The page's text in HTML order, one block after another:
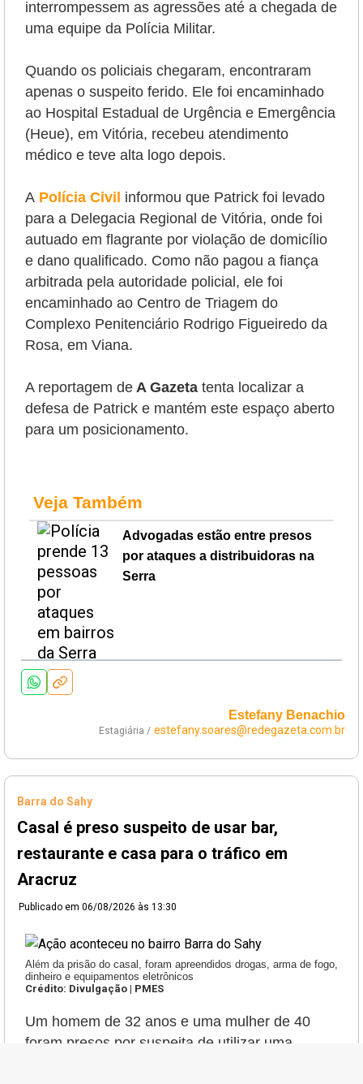
interrompessem as agressões até a chegada de
uma equipe da Polícia Militar.
Quando os policiais chegaram, encontraram
apenas o suspeito ferido. Ele foi encaminhado
ao Hospital Estadual de Urgência e Emergência
(Heue), em Vitória, recebeu atendimento
médico e teve alta logo depois.
A Polícia Civil informou que Patrick foi levado
para a Delegacia Regional de Vitória, onde foi
autuado em flagrante por violação de domicílio
e dano qualificado. Como não pagou a fiança
arbitrada pela autoridade policial, ele foi
encaminhado ao Centro de Triagem do
Complexo Penitenciário Rodrigo Figueiredo da
Rosa, em Viana.
A reportagem de A Gazeta tenta localizar a
defesa de Patrick e mantém este espaço aberto
para um posicionamento.
Veja Também
Advogadas estão entre presos
por ataques a distribuidoras na
Serra
Estefany Benachio
Estagiária / estefany.soares@redegazeta.com.br
Barra do Sahy
Casal é preso suspeito de usar bar,
restaurante e casa para o tráfico em
Aracruz
Publicado em 06/08/2026 às 13:30
Além da prisão do casal, foram apreendidos drogas, arma de fogo,
dinheiro e equipamentos eletrônicos
Crédito: Divulgação | PMES
Um homem de 32 anos e uma mulher de 40
foram presos por suspeita de utilizar uma